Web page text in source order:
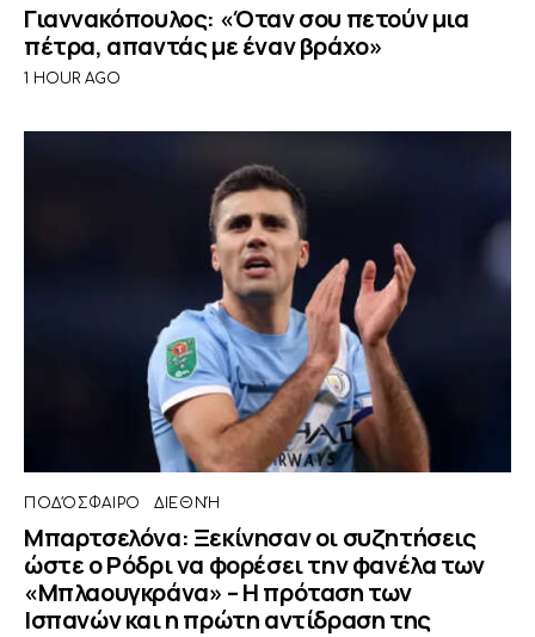
Γιαννακόπουλος: «Όταν σου πετούν μια
πέτρα, απαντάς με έναν βράχο»
1 HOUR AGO
ΠΟΔΌΣΦΑΙΡΟ ΔΙΕΘΝΉ
Μπαρτσελόνα: Ξεκίνησαν οι συζητήσεις
ώστε ο Ρόδρι να φορέσει την φανέλα των
«Μπλαουγκράνα» – Η πρόταση των
Ισπανών και η πρώτη αντίδραση της